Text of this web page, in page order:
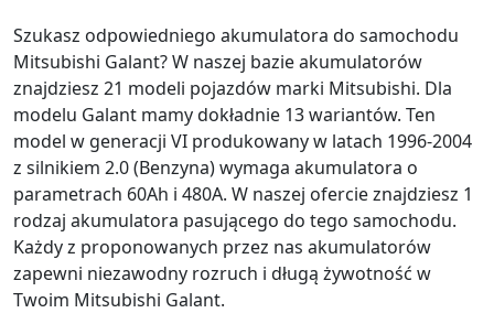
Szukasz odpowiedniego akumulatora do samochodu
Mitsubishi Galant? W naszej bazie akumulatorów
znajdziesz 21 modeli pojazdów marki Mitsubishi. Dla
modelu Galant mamy dokładnie 13 wariantów. Ten
model w generacji VI produkowany w latach 1996-2004
z silnikiem 2.0 (Benzyna) wymaga akumulatora o
parametrach 60Ah i 480A. W naszej ofercie znajdziesz 1
rodzaj akumulatora pasującego do tego samochodu.
Każdy z proponowanych przez nas akumulatorów
zapewni niezawodny rozruch i długą żywotność w
Twoim Mitsubishi Galant.